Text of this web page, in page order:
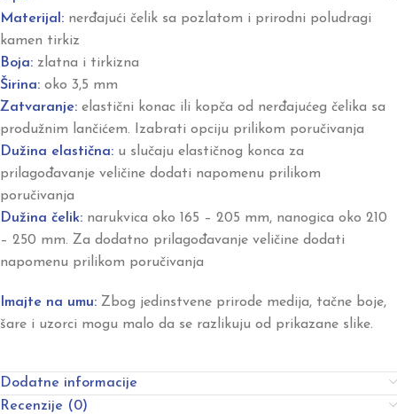
Materijal: nerđajući čelik sa pozlatom i prirodni poludragi
kamen tirkiz
Boja: zlatna i tirkizna
Širina: oko 3,5 mm
Zatvaranje: elastični konac ili kopča od nerđajućeg čelika sa
produžnim lančićem. Izabrati opciju prilikom poručivanja
Dužina elastična: u slučaju elastičnog konca za
prilagođavanje veličine dodati napomenu prilikom
poručivanja
Dužina čelik: narukvica oko 165 – 205 mm, nanogica oko 210
– 250 mm. Za dodatno prilagođavanje veličine dodati
napomenu prilikom poručivanja
Imajte na umu: Zbog jedinstvene prirode medija, tačne boje,
šare i uzorci mogu malo da se razlikuju od prikazane slike.
Dodatne informacije
Recenzije (0)